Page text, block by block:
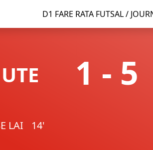
D1 FARE RATA FUTSAL /
1 - 5
LAI 14'